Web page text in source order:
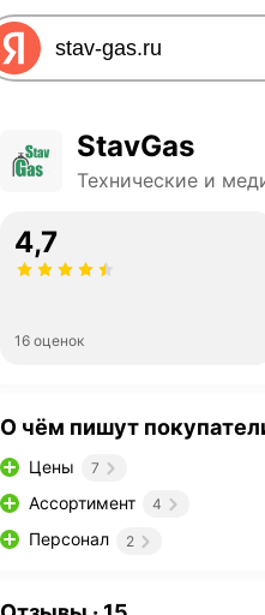
StavGas
Технические и
4,7
16 оценок
О чём пишут
Цены 7
Ассортимент 4
Персонал 2